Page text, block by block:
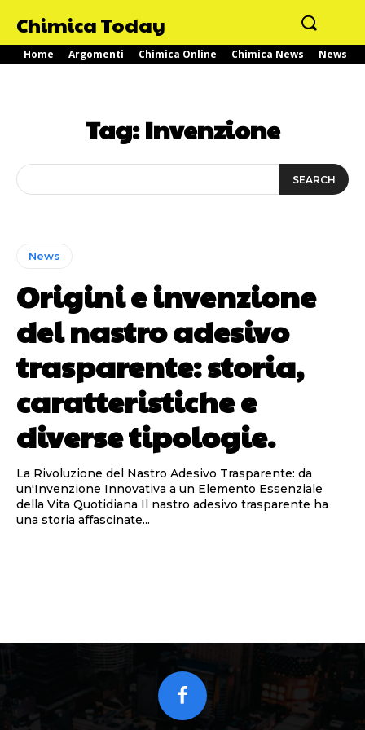
Chimica Today
Home Argomenti Chimica Online Chimica News News
Tag:Invenzione
SEARCH
News
Origini e invenzione
del nastro adesivo
trasparente: storia,
caratteristiche e
diverse tipologie.
La Rivoluzione del Nastro Adesivo Trasparente: da
un'Invenzione Innovativa a un Elemento Essenziale
della Vita Quotidiana Il nastro adesivo trasparente ha
una storia affascinate...